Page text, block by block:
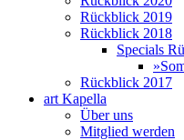
Rückblick 2019
Rückblick 2018
Specials
Rückblick 2017
art Kapella
Über uns
Mitglied werden